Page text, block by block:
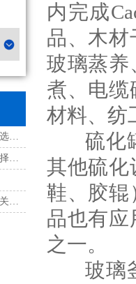
聊聊外盘管反应釜规格容量的选择与应用
关于树脂反应釜的设计容积选择考虑
酚醛树脂反应釜的反应温度：关键参数及其影响
内完成
品、木材
玻璃蒸养
煮、电缆
材料、纺
硫化罐
其他硫化
鞋、胶辊
品也有应
之一。
玻璃釜